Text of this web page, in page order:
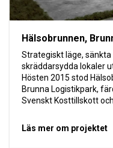
Hälsobrunnen,
Strategiskt läge,
skräddarsydda lokaler
Hösten 2015 stod
Brunna Logistikpark,
Svenskt Kosttillskott
Läs mer om projektet